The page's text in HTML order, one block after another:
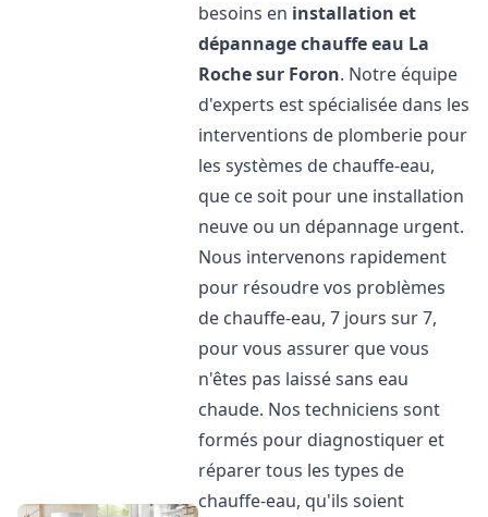
besoins en installation et
dépannage chauffe eau La
Roche sur Foron. Notre équipe
d'experts est spécialisée dans les
interventions de plomberie pour
les systèmes de chauffe-eau,
que ce soit pour une installation
neuve ou un dépannage urgent.
Nous intervenons rapidement
pour résoudre vos problèmes
de chauffe-eau, 7 jours sur 7,
pour vous assurer que vous
n'êtes pas laissé sans eau
chaude. Nos techniciens sont
formés pour diagnostiquer et
réparer tous les types de
chauffe-eau, qu'ils soient